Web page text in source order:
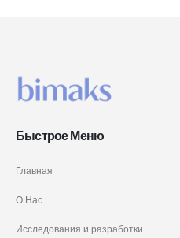
Быстрое Меню
Главная
О Нас
Исследования и разработки